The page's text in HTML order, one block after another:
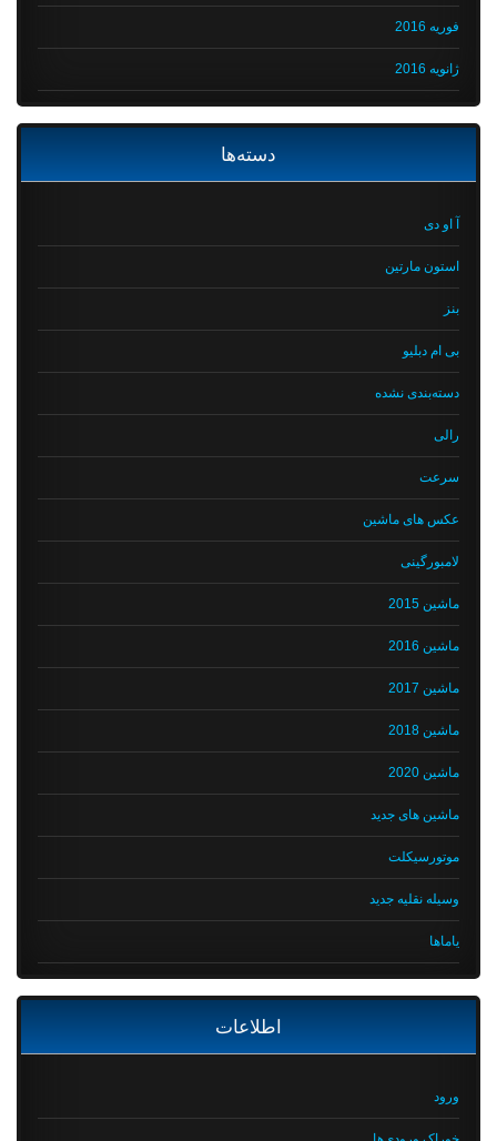
فوریه 2016
ژانویه 2016
دسته‌ها
آ او دی
استون مارتین
بی ام دبلیو
دسته‌بندی نشده
رالی
سرعت
عکس های ماشین
لامبورگینی
ماشین 2015
ماشین 2016
ماشین 2017
ماشین 2018
ماشین 2020
ماشین های جدید
موتورسیکلت
وسیله نقلیه جدید
یاماها
اطلاعات
ورود